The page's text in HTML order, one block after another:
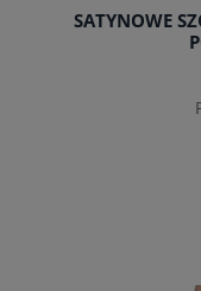
SATYNOWE